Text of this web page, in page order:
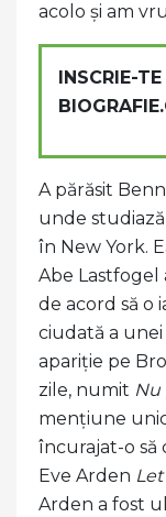
acolo și am
INSCRIE-
A părăsit
unde
în New York.
Abe Lastfogel
de acord să o
ciudată a
apariție pe
zile, numit Nu
mențiune
încurajat-o să
Eve Arden
Arden a fost